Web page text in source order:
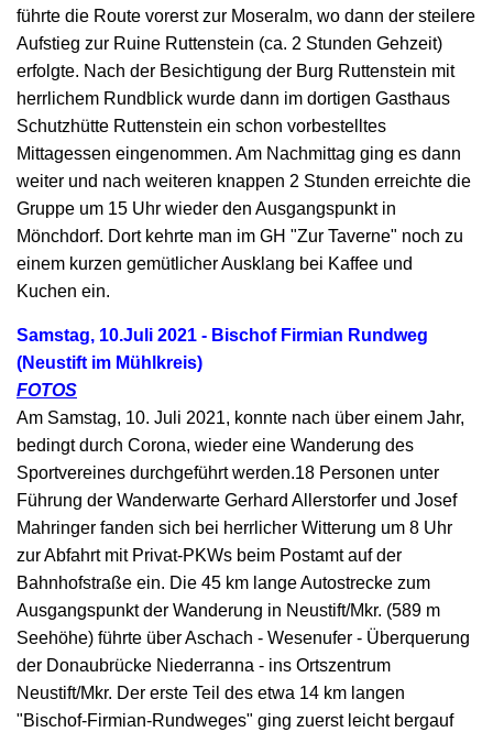
führte die Route vorerst zur Moseralm, wo dann der steilere
Aufstieg zur Ruine Ruttenstein (ca. 2 Stunden Gehzeit)
erfolgte. Nach der Besichtigung der Burg Ruttenstein mit
herrlichem Rundblick wurde dann im dortigen Gasthaus
Schutzhütte Ruttenstein ein schon vorbestelltes
Mittagessen eingenommen. Am Nachmittag ging es dann
weiter und nach weiteren knappen 2 Stunden erreichte die
Gruppe um 15 Uhr wieder den Ausgangspunkt in
Mönchdorf. Dort kehrte man im GH "Zur Taverne" noch zu
einem kurzen gemütlicher Ausklang bei Kaffee und
Kuchen ein.
Samstag, 10.Juli 2021 - Bischof Firmian Rundweg
(Neustift im Mühlkreis)
FOTOS
Am Samstag, 10. Juli 2021, konnte nach über einem Jahr,
bedingt durch Corona, wieder eine Wanderung des
Sportvereines durchgeführt werden.18 Personen unter
Führung der Wanderwarte Gerhard Allerstorfer und Josef
Mahringer fanden sich bei herrlicher Witterung um 8 Uhr
zur Abfahrt mit Privat-PKWs beim Postamt auf der
Bahnhofstraße ein. Die 45 km lange Autostrecke zum
Ausgangspunkt der Wanderung in Neustift/Mkr. (589 m
Seehöhe) führte über Aschach - Wesenufer - Überquerung
der Donaubrücke Niederranna - ins Ortszentrum
Neustift/Mkr. Der erste Teil des etwa 14 km langen
"Bischof-Firmian-Rundweges" ging zuerst leicht bergauf